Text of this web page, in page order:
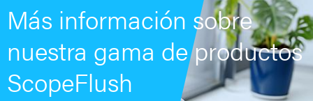
Más información sobre
nuestra gama de productos
ScopeFlush